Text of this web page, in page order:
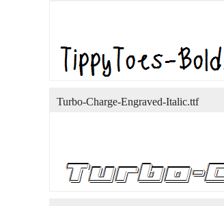
Turbo-Charge-Engraved-Italic.ttf